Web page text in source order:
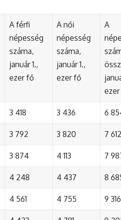
A férfi
népesség
száma,
január 1.,
ezer fő
A női
népesség
száma,
január 1.,
ezer fő
A
3 418 3 436 6
3 792 3 820 7 612
3 874 4 113 7
4 248 4 437 8
4 561 4 755 9 316